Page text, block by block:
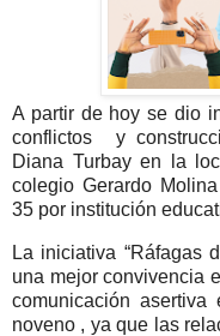
A partir de hoy se dio
conflictos y
Diana Turbay en la
colegio Gerardo
35 por institución
La iniciativa “Ráfagas
una mejor convivencia
comunicación
noveno , ya que las